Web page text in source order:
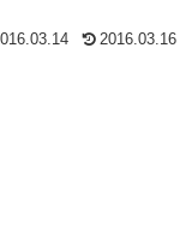
2016.03.16